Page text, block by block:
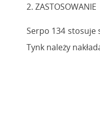
2. ZASTOSOWANIE
Serpo 134 stosuje
Tynk należy